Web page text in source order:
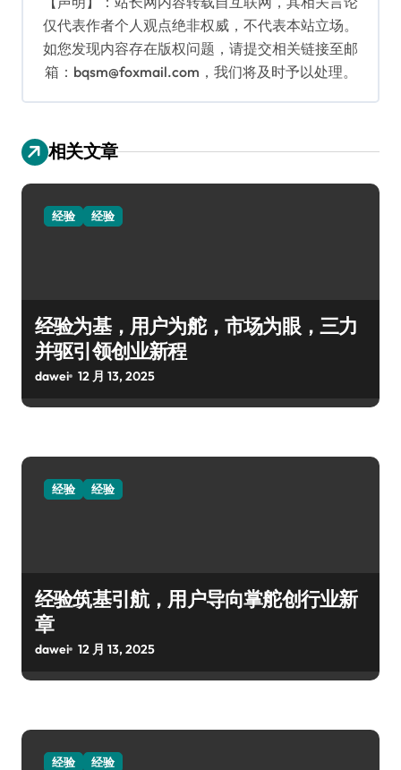
仅代表作者个人观点绝非权威，不代表本站立场。
如您发现内容存在版权问题，请提交相关链接至邮
箱：bqsm@foxmail.com，我们将及时予以处理。
相关文章
经验 经验
经验为基，用户为舵，市场为眼，三力
并驱引领创业新程
dawei 12 月 13, 2025
经验 经验
经验筑基引航，用户导向掌舵创行业新
章
dawei 12 月 13, 2025
经验 经验